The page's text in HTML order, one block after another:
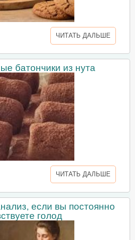
ЧИТАТЬ ДАЛЬШЕ
батончики из нута
ЧИТАТЬ ДАЛЬШЕ
если вы постоянно
голод